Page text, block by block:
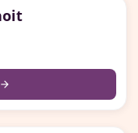
arrow_forward